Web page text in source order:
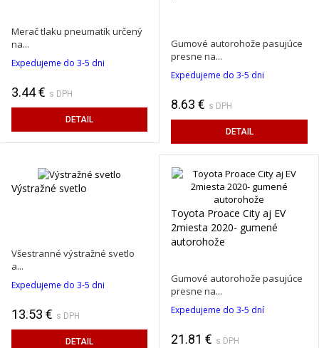
Merač tlaku pneumatík určený
na...
Expedujeme do 3-5 dni
3.44 € s DPH
DETAIL
Gumové autorohože pasujúce
presne na...
Expedujeme do 3-5 dni
8.63 € s DPH
DETAIL
Výstražné svetlo
Všestranné výstražné svetlo
a...
Expedujeme do 3-5 dni
13.53 € s DPH
DETAIL
Toyota Proace City aj EV
2miesta 2020- gumené
autorohože
Gumové autorohože pasujúce
presne na...
Expedujeme do 3-5 dní
21.81 € s DPH